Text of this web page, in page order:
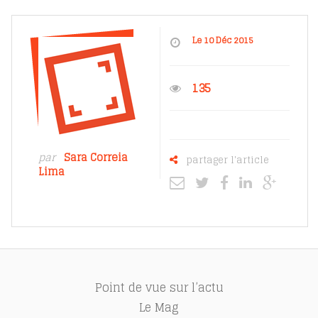
par Sara Correia
Lima
Le 10 Déc 2015
135
partager l'article
Point de vue sur l’actu
Le Mag